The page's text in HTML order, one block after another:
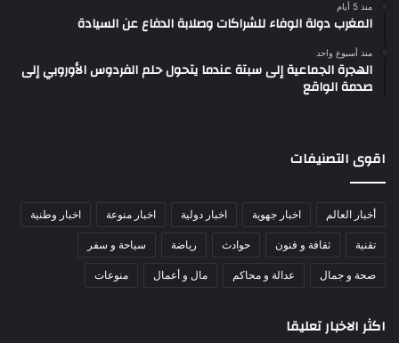
منذ 5 أيام
المغرب دولة الوفاء للشراكات وصلابة الدفاع عن السيادة
منذ أسبوع واحد
الهجرة الجماعية إلى سبتة عندما يتحول حلم الفردوس الأوروبي إلى
صدمة الواقع
اقوى التصنيفات
أخبار العالم اخبار جهوية اخبار دولية اخبار منوعة اخبار وطنية
تقنية ثقافة و فنون حوادث رياضة سياحة و سفر
صحة و جمال عدالة و محاكم مال و أعمال منوعات
اكثر الاخبار تعليقا